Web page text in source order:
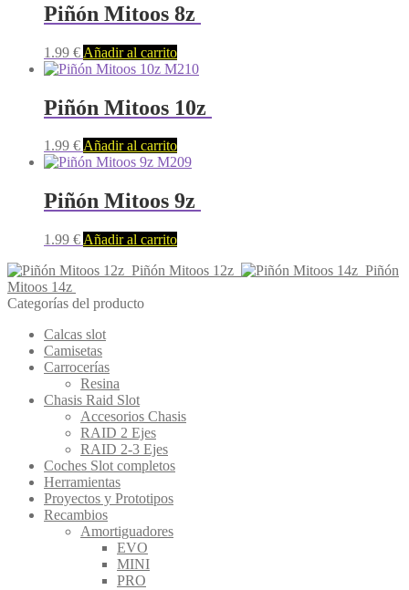
Piñón Mitoos 8z
1.99 € Añadir al carrito
M210
Piñón Mitoos 10z
1.99 €Añadir al carrito
M209
Piñón Mitoos 9z
1.99 € Añadir al carrito
Piñón Mitoos 12z
Piñón
Mitoos 14z
Categorías del producto
Calcas slot
Camisetas
Carrocerías
Resina
Chasis Raid Slot
Accesorios Chasis
RAID 2 Ejes
RAID 2-3 Ejes
Coches Slot completos
Herramientas
Proyectos y Prototipos
Recambios
Amortiguadores
EVO
MINI
PRO